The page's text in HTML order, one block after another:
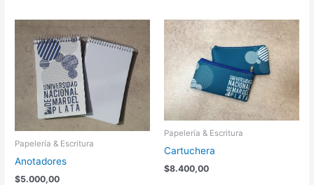
Papelería & Escritura
Anotadores
$5.000,00
Papelería & Escritura
Cartuchera
$8.400,00